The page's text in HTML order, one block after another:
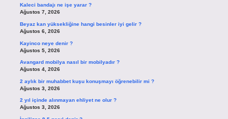
Kaleci bandajı ne işe yarar ?
Ağustos 7, 2026
Beyaz kan yüksekliğine hangi besinler iyi gelir ?
Ağustos 6, 2026
Kayinco neye denir ?
Ağustos 5, 2026
Avangard mobilya nasıl bir mobilyadır ?
Ağustos 4, 2026
2 aylık bir muhabbet kuşu konuşmayı öğrenebilir mi ?
Ağustos 3, 2026
2 yıl içinde alınmayan ehliyet ne olur ?
Ağustos 3, 2026